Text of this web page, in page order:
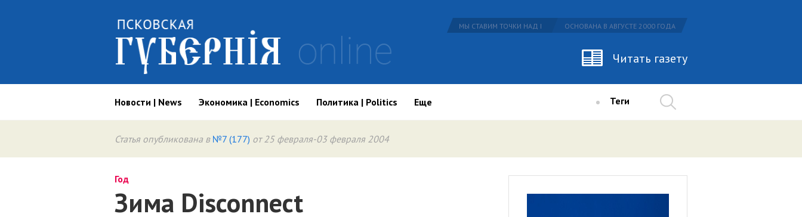
МЫ СТАВИМ ТОЧКИ НАД I ОСНОВАНА В АВГУСТЕ 2000 ГОДА
Читать газету
Новости | News Экономика | Economics Политика | Politics Еще Теги
Статья опубликована в №7 (177) от 25 февраля-03 февраля 2004
Год
Зима Disconnect